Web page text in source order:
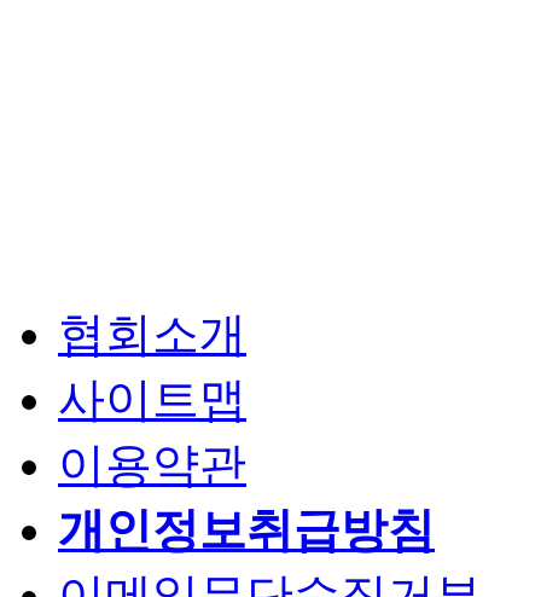
협회소개
사이트맵
이용약관
개인정보취급방침